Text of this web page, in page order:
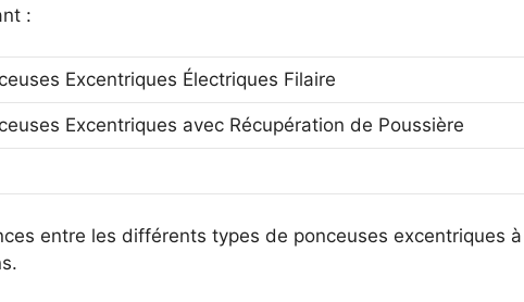
:
Excentriques Électriques Filaire
Excentriques avec Récupération de Poussière
entre les différents types de ponceuses excentriques